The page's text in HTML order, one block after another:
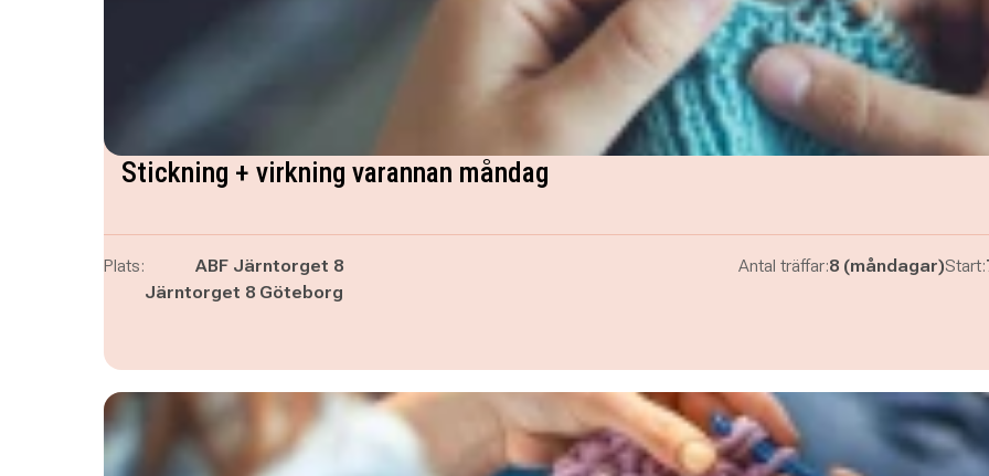
Stickning + virkning varannan måndag
Plats:
ABF Järntorget 8
Järntorget 8 Göteborg
Antal träffar:8 (måndagar)Start: